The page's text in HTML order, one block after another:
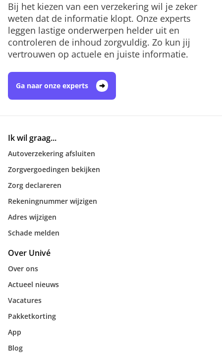
Bij het kiezen van een verzekering wil je zeker
weten dat de informatie klopt. Onze experts
leggen lastige onderwerpen helder uit en
controleren de inhoud zorgvuldig. Zo kun jij
vertrouwen op actuele en juiste informatie.
Ga naar onze experts
Ik wil graag...
Autoverzekering afsluiten
Zorgvergoedingen bekijken
Zorg declareren
Rekeningnummer wijzigen
Adres wijzigen
Schade melden
Over Univé
Over ons
Actueel nieuws
Vacatures
Pakketkorting
App
Blog